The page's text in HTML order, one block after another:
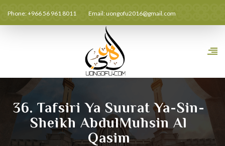
Phone: +966 56 961 8011 Email:uongofu2016@gmail.com
36. Tafsiri Ya Suurat Ya-Sin-
Sheikh AbdulMuhsin Al
Qasim